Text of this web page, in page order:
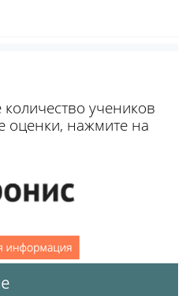
учеников
оценки, нажмите на